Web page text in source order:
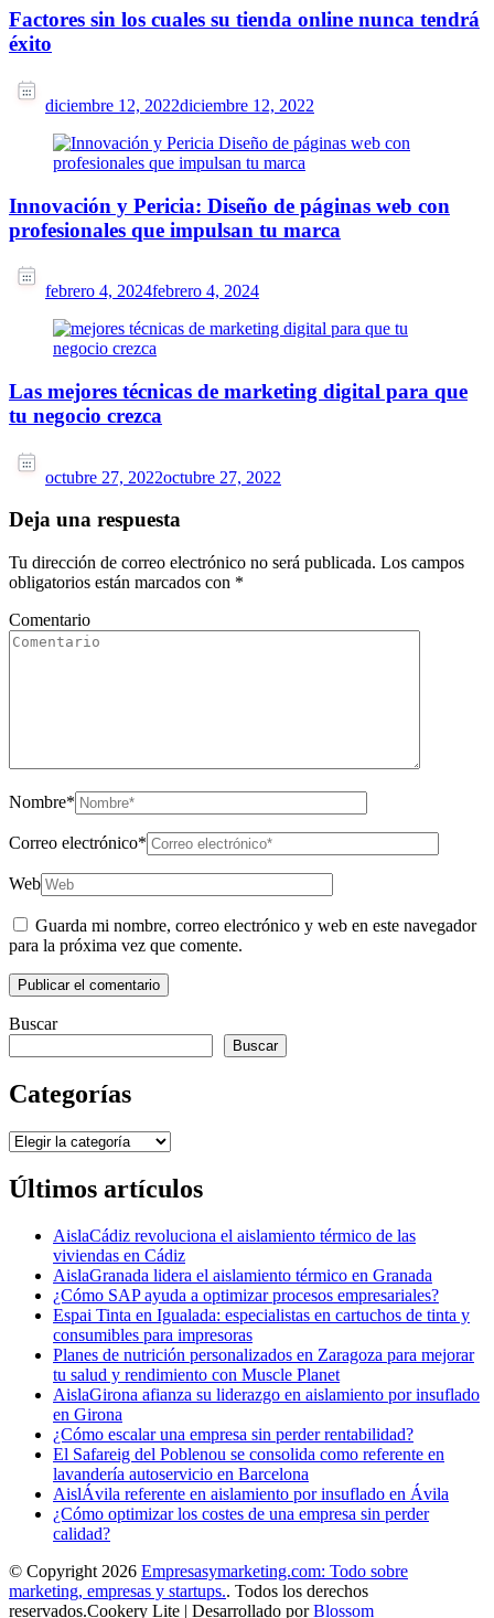
Factores sin los cuales su tienda online nunca tendrá
éxito
diciembre 12, 2022diciembre 12, 2022
Innovación y Pericia: Diseño de páginas web con
profesionales que impulsan tu marca
febrero 4, 2024febrero 4, 2024
Las mejores técnicas de marketing digital para que
tu negocio crezca
octubre 27, 2022octubre 27, 2022
Deja una respuesta
Tu dirección de correo electrónico no será publicada. Los campos
obligatorios están marcados con *
Comentario
Nombre*
Correo electrónico*
Web
Guarda mi nombre, correo electrónico y web en este navegador
para la próxima vez que comente.
Buscar
Buscar
Categorías
Categorías
Últimos artículos
AislaCádiz revoluciona el aislamiento térmico de las
viviendas en Cádiz
AislaGranada lidera el aislamiento térmico en Granada
¿Cómo SAP ayuda a optimizar procesos empresariales?
Espai Tinta en Igualada: especialistas en cartuchos de tinta y
consumibles para impresoras
Planes de nutrición personalizados en Zaragoza para mejorar
tu salud y rendimiento con Muscle Planet
AislaGirona afianza su liderazgo en aislamiento por insuflado
en Girona
¿Cómo escalar una empresa sin perder rentabilidad?
El Safareig del Poblenou se consolida como referente en
lavandería autoservicio en Barcelona
AislÁvila referente en aislamiento por insuflado en Ávila
¿Cómo optimizar los costes de una empresa sin perder
calidad?
© Copyright 2026 Empresasymarketing.com: Todo sobre
marketing, empresas y startups.. Todos los derechos
reservados.Cookery Lite | Desarrollado porBlossom